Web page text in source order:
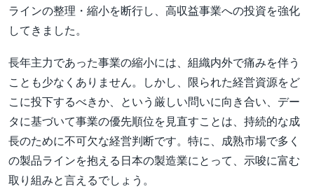
ラインの整理・縮小を断行し、高収益事業への投資を強化
してきました。
長年主力であった事業の縮小には、組織内外で痛みを伴う
ことも少なくありません。しかし、限られた経営資源をど
こに投下するべきか、という厳しい問いに向き合い、デー
タに基づいて事業の優先順位を見直すことは、持続的な成
長のために不可欠な経営判断です。特に、成熟市場で多く
の製品ラインを抱える日本の製造業にとって、示唆に富む
取り組みと言えるでしょう。